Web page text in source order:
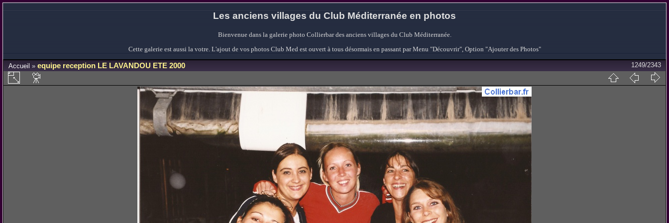
Les anciens villages du Club Méditerranée en photos
Bienvenue dans la galerie photo Collierbar des anciens villages du Club Méditerranée.
Cette galerie est aussi la votre. L'ajout de vos photos Club Med est ouvert à tous désormais en passant par Menu "Découvrir", Option "Ajouter des Photos"
Accueil » equipe reception LE LAVANDOU ETE 2000 1249/2343